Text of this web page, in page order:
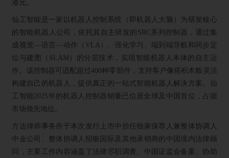
港元。
仙工智能是一家以机器人控制系统（即机器人大脑）为研发核心
的智能机器人公司，依托其自主研发的SRC系列控制器，通过集
成视觉—语言—动作（VLA）、强化学习、端到端导航和同步定
位与建图（SLAM）的分层技术，实现智能机器人本体的自主运
作。该控制器可适配超过400种零部件，支持客户像搭积木般灵活
构建自己的机器人，提供真正的一站式智能机器人解决方案。仙
工智能2025年的机器人控制器销量已位居全球及中国首位，占据
市场领先地位。
方达律师事务所于本次发行上市中担任独家保荐人兼整体协调人
中金公司、整体协调人招银国际及其他承销商的中国境内法律顾
问，主要工作内容涵盖了法律尽职调查、中国证监会备案、协助